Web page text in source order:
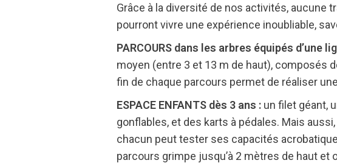
Grâce à la diversité de nos activités, aucune
pourront vivre une expérience inoubliable,
PARCOURS dans les arbres équipés
moyen (entre 3 et 13 m de haut), composés
fin de chaque parcours permet de réaliser
ESPACE ENFANTS dès 3 ans : un filet géant,
gonflables, et des karts à pédales. Mais
chacun peut tester ses capacités
parcours grimpe jusqu’à 2 mètres de haut et